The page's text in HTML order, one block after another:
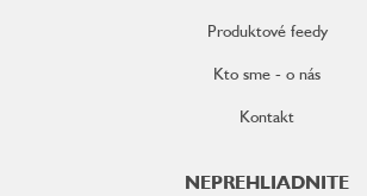
Produktové feedy
Kto sme - o nás
Kontakt
NEPREHLIADNITE